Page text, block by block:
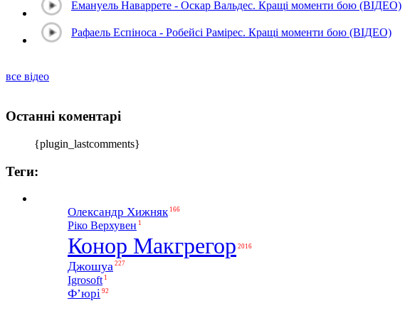
Емануель Наваррете - Оскар Вальдес. Кращі моменти бою (ВІДЕО)
Рафаель Еспіноса - Робейсі Рамірес. Кращі моменти бою (ВІДЕО)
все відео
Останні коментарі
{plugin_lastcomments}
Теги:
Олександр Хижняк 166
Ріко Верхувен 1
Конор Макгрегор 2016
Джошуа 227
Igrosoft 1
Ф’юрі 92